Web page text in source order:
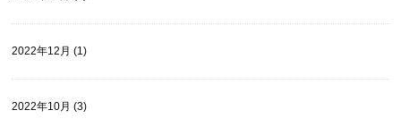
2022年12月 (1)
2022年10月 (3)